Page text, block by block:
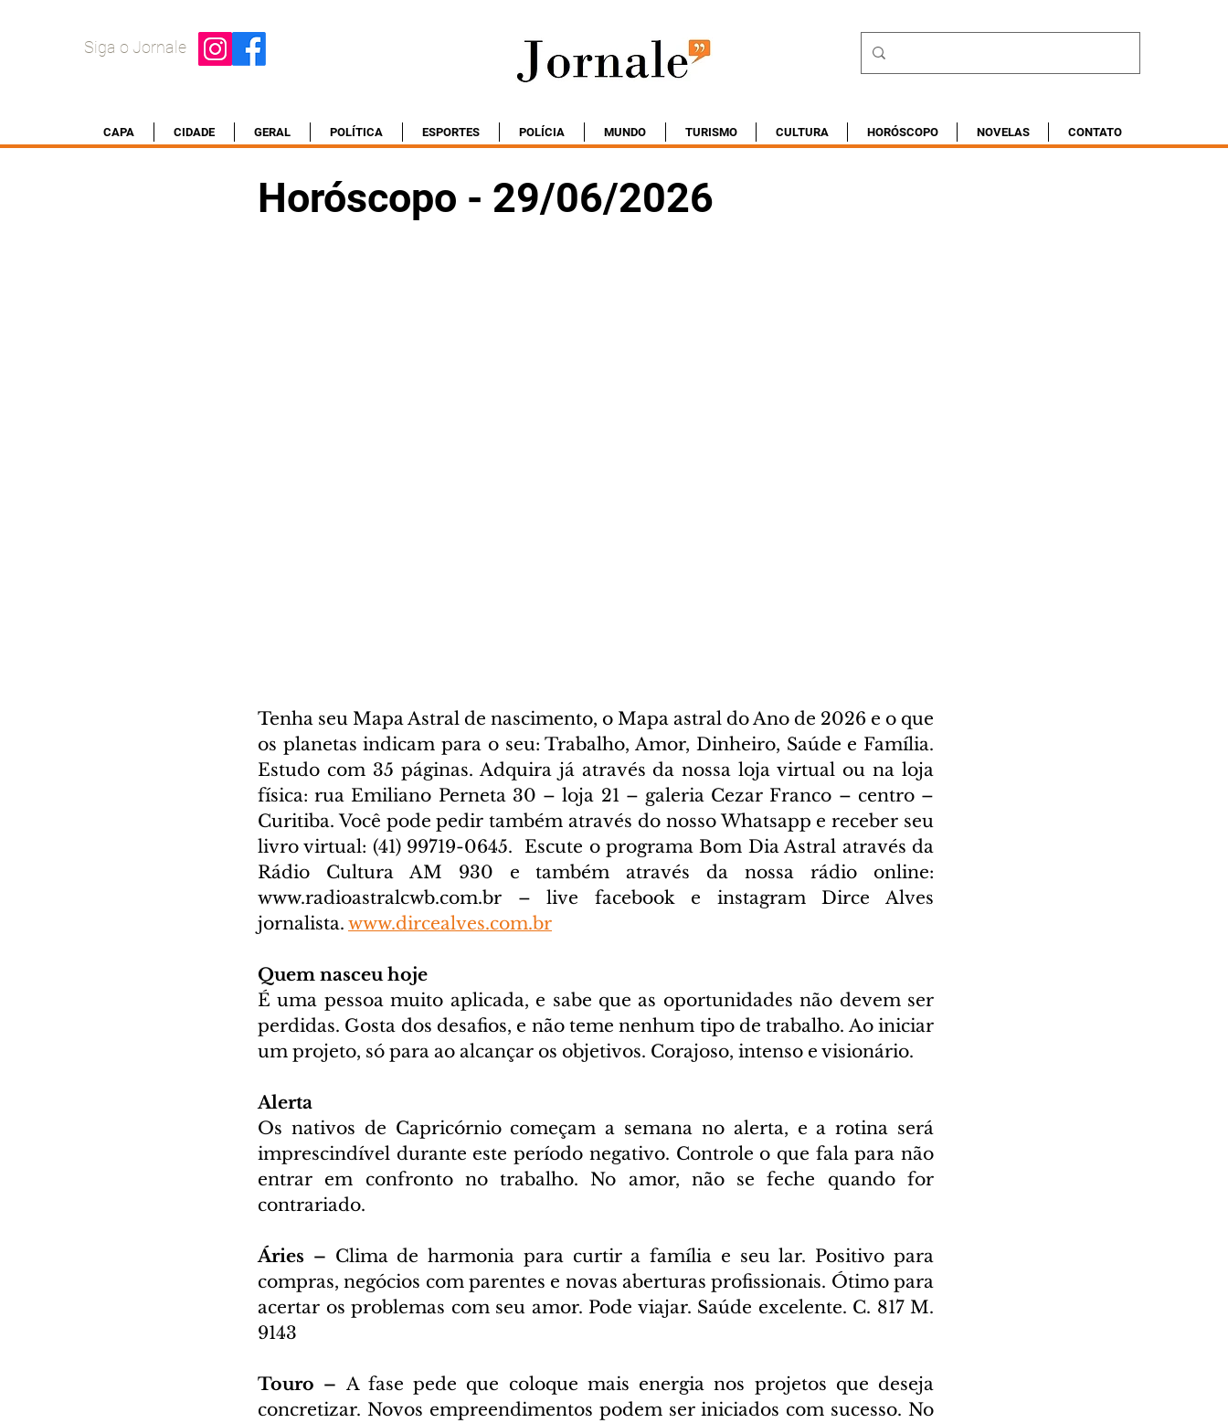
Siga o Jornale
CAPA CIDADE GERAL POLÍTICA ESPORTES POLÍCIA MUNDO TURISMO CULTURA HORÓSCOPO NOVELAS CONTATO
Horóscopo - 29/06/2026
Tenha seu Mapa Astral de nascimento, o Mapa astral do Ano de 2026 e o que
os planetas indicam para o seu: Trabalho, Amor, Dinheiro, Saúde e Família.
Estudo com 35 páginas. Adquira já através da nossa loja virtual ou na loja
física: rua Emiliano Perneta 30 – loja 21 – galeria Cezar Franco – centro –
Curitiba. Você pode pedir também através do nosso Whatsapp e receber seu
livro virtual: (41) 99719-0645.
Escute o programa Bom Dia Astral através da
www.radioastralcwb.com.br – live facebook e instagram Dirce Alves
jornalista. www.dircealves.com.br
Quem nasceu hoje
É uma pessoa muito aplicada, e sabe que as oportunidades não devem ser
perdidas. Gosta dos desafios, e não teme nenhum tipo de trabalho. Ao iniciar
um projeto, só para ao alcançar os objetivos. Corajoso, intenso e visionário.
Alerta
Os nativos de Capricórnio começam a semana no alerta, e a rotina será
imprescindível durante este período negativo. Controle o que fala para não
entrar em confronto no trabalho. No amor, não se feche quando for
contrariado.
Áries – Clima de harmonia para curtir a família e seu lar. Positivo para
compras, negócios com parentes e novas aberturas profissionais. Ótimo para
acertar os problemas com seu amor. Pode viajar. Saúde excelente. C. 817 M.
9143
Touro – A fase pede que coloque mais energia nos projetos que deseja
concretizar. Novos empreendimentos podem ser iniciados com sucesso. No